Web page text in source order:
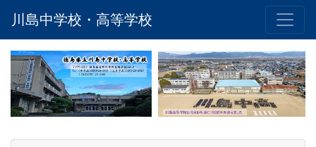
川島中学校・高等学校